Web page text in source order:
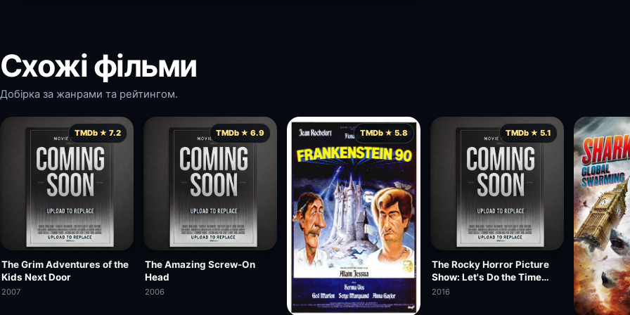
Схожі фільми
Добірка за жанрами та рейтингом.
TMDb ★ 7.2
The Grim Adventures of the
Kids Next Door
2007
TMDb ★ 6.9
The Amazing Screw-On
Head
2006
TMDb ★ 5.8 TMDb ★ 5.1
The Rocky Horror Picture
Show: Let's Do the Time
Warp Again
2016